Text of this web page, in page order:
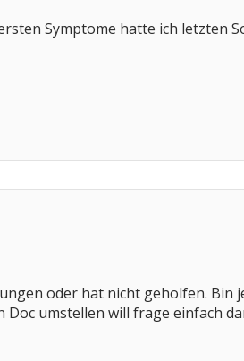
Symptome hatte ich letzten
oder hat nicht geholfen. Bin
umstellen will frage einfach